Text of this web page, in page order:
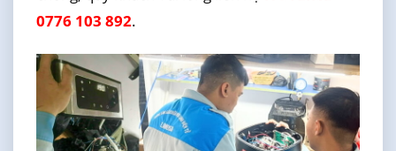
0776 103 892.